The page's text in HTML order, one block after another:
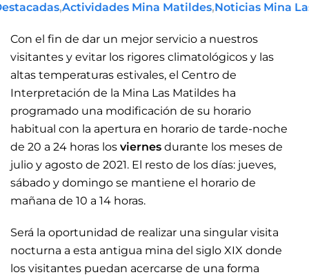
,Actividades Mina Matildes,Noticias Mina
Con el fin de dar un mejor servicio a nuestros
visitantes y evitar los rigores climatológicos y las
altas temperaturas estivales, el Centro de
Interpretación de la Mina Las Matildes ha
programado una modificación de su horario
habitual con la apertura en horario de tarde-noche
de 20 a 24 horas los viernes durante los meses de
julio y agosto de 2021. El resto de los días: jueves,
sábado y domingo se mantiene el horario de
mañana de 10 a 14 horas.
Será la oportunidad de realizar una singular visita
nocturna a esta antigua mina del siglo XIX donde
los visitantes puedan acercarse de una forma